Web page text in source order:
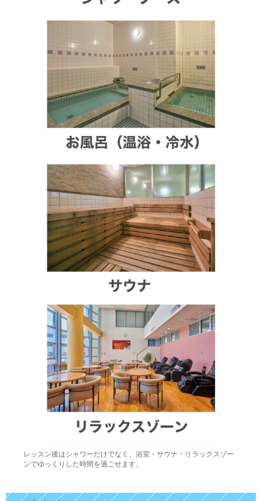
レッスン後はシャワーだけでなく、浴室・サウナ・リラックスゾー
ンでゆっくりした時間を過ごせます。